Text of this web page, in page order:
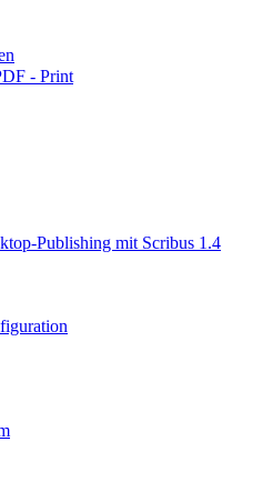
- Print
Publishing mit Scribus 1.4